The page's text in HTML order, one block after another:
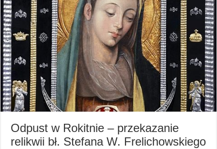
Odpust w Rokitnie – przekazanie
relikwii bł. Stefana W. Frelichowskiego